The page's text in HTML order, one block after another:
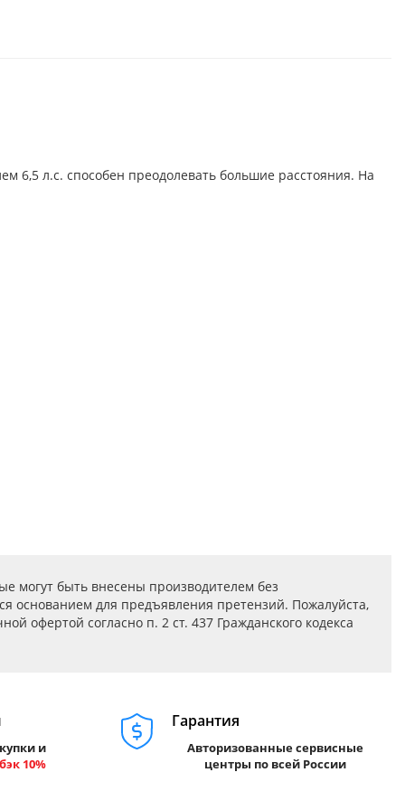
6,5 л.с. способен преодолевать большие расстояния. На
могут быть внесены производителем без
основанием для предъявления претензий. Пожалуйста,
офертой согласно п. 2 ст. 437 Гражданского кодекса
и
10%
Гарантия
Авторизованные сервисные
центры по всей России